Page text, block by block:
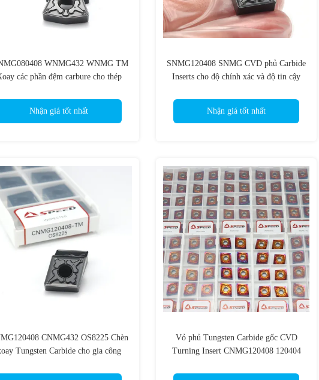
WNMG432 WNMG TM
các phần đệm carbure cho thép
Nhận giá tốt nhất
SNMG120408 SNMG CVD phủ Carbide
Inserts cho độ chính xác và độ tin cậy
Nhận giá tốt nhất
CNMG432 OS8225 Chèn
Tungsten Carbide cho gia công
Vỏ phủ Tungsten Carbide gốc CVD
Turning Insert CNMG120408 120404